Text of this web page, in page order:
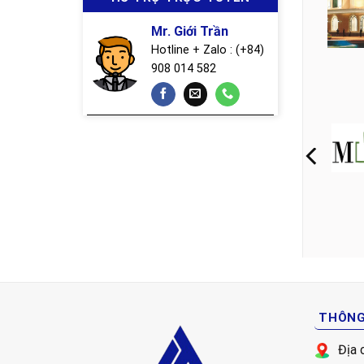
Mr. Giới Trần
Hotline + Zalo : (+84)
908 014 582
Địa